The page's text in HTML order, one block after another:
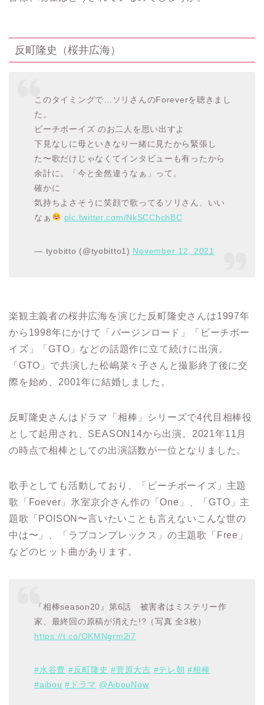
反町隆史（桜井広海）
このタイミングで…ソリさんのForeverを聴きまし
た。
ビーチボーイズ のお二人を思い出すよ
下見なしに母といきなり一緒に見たから緊張し
た〜歌だけじゃなくてインタビューも有ったから
余計に。「今と全然違うなぁ」って。
確かに
気持ちよさそうに笑顔で歌ってるソリさん、いい
なぁ
pic.twitter.com/NkSCChchBC
— tyobitto (@tyobitto1) November 12, 2021
楽観主義者の桜井広海を演じた反町隆史さんは1997年
から1998年にかけて「バージンロード」「ビーチボー
イズ」「GTO」などの話題作に立て続けに出演。
「GTO」で共演した松嶋菜々子さんと撮影終了後に交
際を始め、2001年に結婚しました。
反町隆史さんはドラマ「相棒」シリーズで4代目相棒役
として起用され、SEASON14から出演。2021年11月
の時点で相棒としての出演話数が一位となりました。
歌手としても活動しており、「ビーチボーイズ」主題
歌「Foever」氷室京介さん作の「One」、「GTO」主
題歌「POISON〜言いたいことも言えないこんな世の
中は〜」、「ラブコンプレックス」の主題歌「Free」
などのヒット曲があります。
『相棒season20』第6話 被害者はミステリー作
家、最終回の原稿が消えた!?（写真 全3枚）
https://t.co/OKMNgrm2i7
#水谷豊 #反町隆史 #菅原大吉 #テレ朝 #相棒
#aibou #ドラマ @AibouNow